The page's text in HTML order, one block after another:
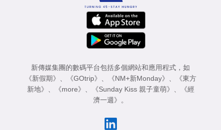
新傳媒集團的數碼平台包括多個網站和應用程式，如
《新假期》 、 《GOtrip》 、 《NM+新Monday》 、
《東方
新地》 、 《more》 、 《Sunday Kiss 親子童萌》 、
《經
濟一週》 。